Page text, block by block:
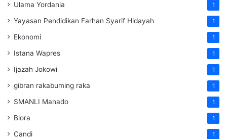
Ulama Yordania 1
Yayasan Pendidikan Farhan Syarif Hidayah 1
Ekonomi 1
Istana Wapres 1
Ijazah Jokowi 1
gibran rakabuming raka 1
SMANLI Manado 1
Blora 1
Candi 1